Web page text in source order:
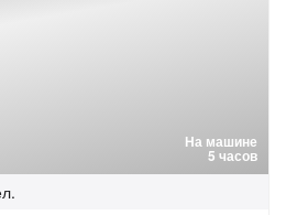
На машине
5 часов